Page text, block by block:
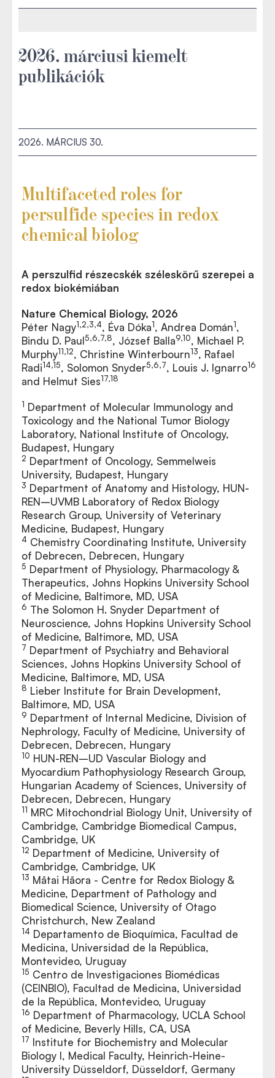
2026. márciusi kiemelt
publikációk
2026. MÁRCIUS 30.
Multifaceted roles for
persulfide species in redox
chemical biolog
A perszulfid részecskék széleskörű szerepei a
redox biokémiában
Nature Chemical Biology, 2026
Péter Nagy1,2,3,4, Éva Dóka1, Andrea Domán1,
Bindu D. Paul5,6,7,8, József Balla9,10, Michael P.
Murphy11,12, Christine Winterbourn13, Rafael
Radi14,15, Solomon Snyder5,6,7, Louis J. Ignarro16
and Helmut Sies17,18
1 Department of Molecular Immunology and
Toxicology and the National Tumor Biology
Laboratory, National Institute of Oncology,
Budapest, Hungary
2 Department of Oncology, Semmelweis
University, Budapest, Hungary
3 Department of Anatomy and Histology, HUN-
REN–UVMB Laboratory of Redox Biology
Research Group, University of Veterinary
Medicine, Budapest, Hungary
4 Chemistry Coordinating Institute, University
of Debrecen, Debrecen, Hungary
5 Department of Physiology, Pharmacology &
Therapeutics, Johns Hopkins University School
of Medicine, Baltimore, MD, USA
6 The Solomon H. Snyder Department of
Neuroscience, Johns Hopkins University School
of Medicine, Baltimore, MD, USA
7 Department of Psychiatry and Behavioral
Sciences, Johns Hopkins University School of
Medicine, Baltimore, MD, USA
8 Lieber Institute for Brain Development,
Baltimore, MD, USA
9 Department of Internal Medicine, Division of
Nephrology, Faculty of Medicine, University of
Debrecen, Debrecen, Hungary
10 HUN-REN–UD Vascular Biology and
Myocardium Pathophysiology Research Group,
Hungarian Academy of Sciences, University of
Debrecen, Debrecen, Hungary
11 MRC Mitochondrial Biology Unit, University of
Cambridge, Cambridge Biomedical Campus,
Cambridge, UK
12 Department of Medicine, University of
Cambridge, Cambridge, UK
13 Mātai Hāora - Centre for Redox Biology &
Medicine, Department of Pathology and
Biomedical Science, University of Otago
Christchurch, New Zealand
14 Departamento de Bioquímica, Facultad de
Medicina, Universidad de la República,
Montevideo, Uruguay
15 Centro de Investigaciones Biomédicas
(CEINBIO), Facultad de Medicina, Universidad
de la República, Montevideo, Uruguay
16 Department of Pharmacology, UCLA School
of Medicine, Beverly Hills, CA, USA
17 Institute for Biochemistry and Molecular
Biology I, Medical Faculty, Heinrich-Heine-
University Düsseldorf, Düsseldorf, Germany